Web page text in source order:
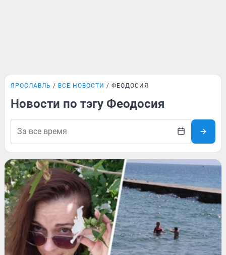
ЯРОСЛАВЛЬ ВСЕ НОВОСТИ ФЕОДОСИЯ
Новости по тэгу Феодосия